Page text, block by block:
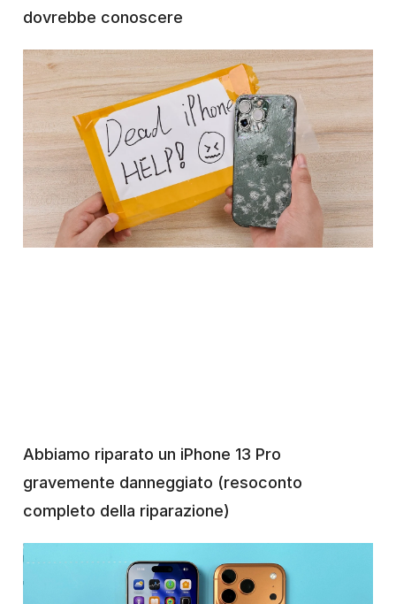
dovrebbe conoscere
Abbiamo riparato un iPhone 13 Pro
gravemente danneggiato (resoconto
completo della riparazione)